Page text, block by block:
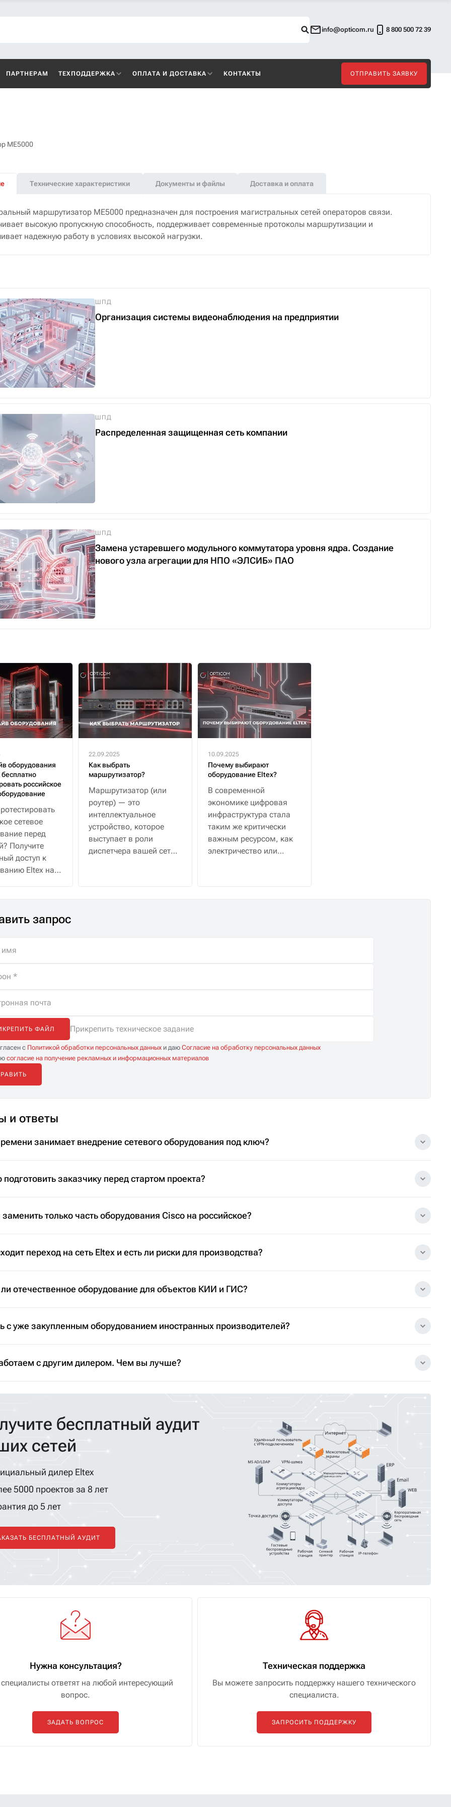
info@opticom.ru 8 800 500 72 39
ПАРТНЕРАМ ТЕХПОДДЕРЖКА ОПЛАТА И ДОСТАВКА КОНТАКТЫ ОТПРАВИТЬ ЗАЯВКУ
ME5000
Технические характеристики Документы и файлы Доставка и оплата
маршрутизатор ME5000 предназначен для построения магистральных сетей операторов связи.
высокую пропускную способность, поддерживает современные протоколы маршрутизации и
надежную работу в условиях высокой нагрузки.
ШПД
Организация системы видеонаблюдения на предприятии
ШПД
Распределенная защищенная сеть компании
ШПД
Замена устаревшего модульного коммутатора уровня ядра. Создание
нового узла агрегации для НПО «ЭЛСИБ» ПАО
оборудования
российское
сетевое
перед
Получите
доступ к
Eltex на
бесплатная
22.09.2025
Как выбрать
маршрутизатор?
Маршрутизатор (или
роутер) — это
интеллектуальное
устройство, которое
выступает в роли
диспетчера вашей сети.
10.09.2025
Почему выбирают
оборудование Eltex?
В современной
экономике цифровая
инфраструктура стала
таким же критически
важным ресурсом, как
электричество или
запрос
ФАЙЛ Прикрепить техническое задание
с Политикой обработки персональных данных и даюСогласие на обработку персональных данных
согласие на получение рекламных и информационных материалов
и ответы
занимает внедрение сетевого оборудования под ключ?
заказчику перед стартом проекта?
только часть оборудования Cisco на российское?
переход на сеть Eltex и есть ли риски для производства?
отечественное оборудование для объектов КИИ и ГИС?
с уже закупленным оборудованием иностранных производителей?
с другим дилером. Чем вы лучше?
бесплатный аудит
сетей
дилер Eltex
5000 проектов за 8 лет
до 5 лет
БЕСПЛАТНЫЙ АУДИТ
Нужна консультация?
ответят на любой интересующий
вопрос.
ЗАДАТЬ ВОПРОС
Техническая поддержка
Вы можете запросить поддержку нашего технического
специалиста.
ЗАПРОСИТЬ ПОДДЕРЖКУ